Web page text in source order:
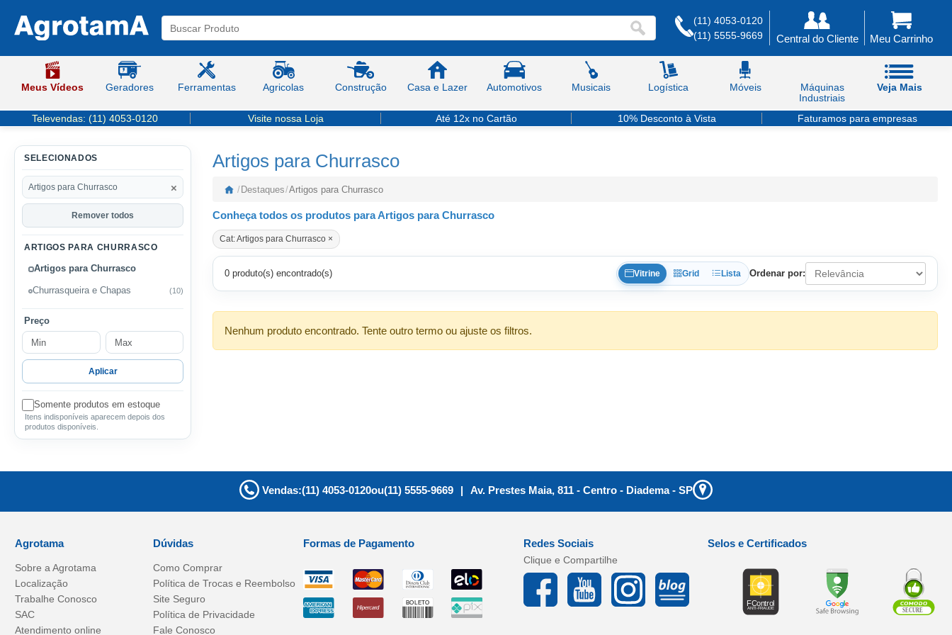
(11) 4053-0120
(11) 5555-9669
Central do Cliente Meu Carrinho
Meus Vídeos Geradores Ferramentas Agricolas Construção Casa e Lazer Automotivos Musicais Logística Móveis
Máquinas
Industriais
Veja Mais
Televendas: (11) 4053-0120 Visite nossa Loja Até 12x no Cartão 10% Desconto à Vista Faturamos para empresas
SELECIONADOS
Artigos para Churrasco ×
Remover todos
ARTIGOS PARA CHURRASCO
Artigos para Churrasco
Churrasqueira e Chapas (10)
Preço
Aplicar
Somente produtos em estoque
Itens indisponíveis aparecem depois dos
produtos disponíveis.
Artigos para Churrasco
/Destaques/Artigos para Churrasco
Conheça todos os produtos para Artigos para Churrasco
Cat: Artigos para Churrasco ×
0 produto(s) encontrado(s) Vitrine Grid Lista Ordenar por:
Nenhum produto encontrado. Tente outro termo ou ajuste os filtros.
Vendas:(11) 4053-0120ou(11) 5555-9669 | Av. Prestes Maia, 811 - Centro - Diadema- SP
Agrotama
Sobre a Agrotama
Localização
Trabalhe Conosco
SAC
Atendimento online
Dúvidas
Como Comprar
Política de Trocas e Reembolso
Site Seguro
Política de Privacidade
Fale Conosco
Formas de Pagamento Redes Sociais
Clique e Compartilhe
Selos e Certificados